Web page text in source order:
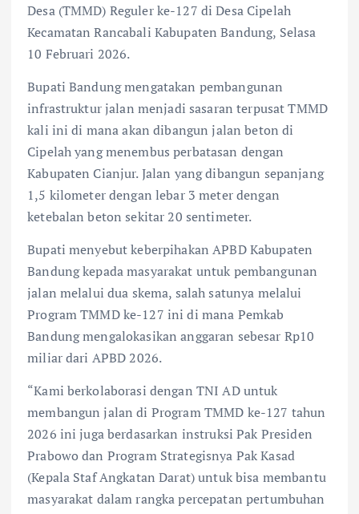
Desa (TMMD) Reguler ke-127 di Desa Cipelah
Kecamatan Rancabali Kabupaten Bandung, Selasa
10 Februari 2026.
Bupati Bandung mengatakan pembangunan
infrastruktur jalan menjadi sasaran terpusat TMMD
kali ini di mana akan dibangun jalan beton di
Cipelah yang menembus perbatasan dengan
Kabupaten Cianjur. Jalan yang dibangun sepanjang
1,5 kilometer dengan lebar 3 meter dengan
ketebalan beton sekitar 20 sentimeter.
Bupati menyebut keberpihakan APBD Kabupaten
Bandung kepada masyarakat untuk pembangunan
jalan melalui dua skema, salah satunya melalui
Program TMMD ke-127 ini di mana Pemkab
Bandung mengalokasikan anggaran sebesar Rp10
miliar dari APBD 2026.
“Kami berkolaborasi dengan TNI AD untuk
membangun jalan di Program TMMD ke-127 tahun
2026 ini juga berdasarkan instruksi Pak Presiden
Prabowo dan Program Strategisnya Pak Kasad
(Kepala Staf Angkatan Darat) untuk bisa membantu
masyarakat dalam rangka percepatan pertumbuhan